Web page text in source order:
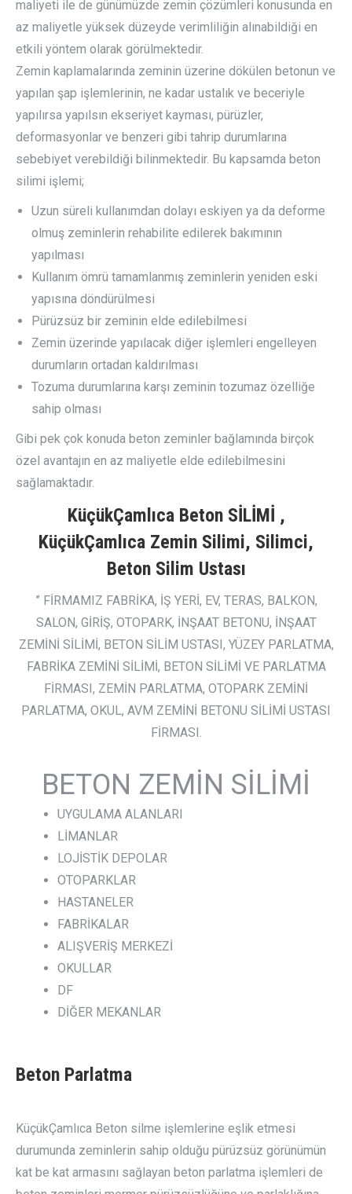
maliyeti ile de günümüzde zemin çözümleri konusunda en
az maliyetle yüksek düzeyde verimliliğin alınabildiği en
etkili yöntem olarak görülmektedir.
Zemin kaplamalarında zeminin üzerine dökülen betonun ve
yapılan şap işlemlerinin, ne kadar ustalık ve beceriyle
yapılırsa yapılsın ekseriyet kayması, pürüzler,
deformasyonlar ve benzeri gibi tahrip durumlarına
sebebiyet verebildiği bilinmektedir. Bu kapsamda beton
silimi işlemi;
Uzun süreli kullanımdan dolayı eskiyen ya da deforme
olmuş zeminlerin rehabilite edilerek bakımının
yapılması
Kullanım ömrü tamamlanmış zeminlerin yeniden eski
yapısına döndürülmesi
Pürüzsüz bir zeminin elde edilebilmesi
Zemin üzerinde yapılacak diğer işlemleri engelleyen
durumların ortadan kaldırılması
Tozuma durumlarına karşı zeminin tozumaz özelliğe
sahip olması
Gibi pek çok konuda beton zeminler bağlamında birçok
özel avantajın en az maliyetle elde edilebilmesini
sağlamaktadır.
KüçükÇamlıca Beton SİLİMİ ,
KüçükÇamlıca Zemin Silimi, Silimci,
Beton Silim Ustası
” FİRMAMIZ FABRİKA, İŞ YERİ, EV, TERAS, BALKON,
SALON, GİRİŞ, OTOPARK, İNŞAAT BETONU, İNŞAAT
ZEMİNİ SİLİMİ, BETON SİLİM USTASI, YÜZEY PARLATMA,
FABRİKA ZEMİNİ SİLİMİ, BETON SİLİMİ VE PARLATMA
FİRMASI, ZEMİN PARLATMA, OTOPARK ZEMİNİ
PARLATMA, OKUL, AVM ZEMİNİ BETONU SİLİMİ USTASI
FİRMASI.
BETON ZEMİN SİLİMİ
UYGULAMA ALANLARI
LİMANLAR
LOJİSTİK DEPOLAR
OTOPARKLAR
HASTANELER
FABRİKALAR
ALIŞVERİŞ MERKEZİ
OKULLAR
DF
DİĞER MEKANLAR
Beton Parlatma
KüçükÇamlıca Beton silme işlemlerine eşlik etmesi
durumunda zeminlerin sahip olduğu pürüzsüz görünümün
kat be kat armasını sağlayan beton parlatma işlemleri de